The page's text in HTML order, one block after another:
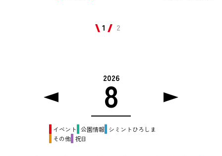
1 2
イベント 公園情報 シミントひろしま
その他 祝日
2026
8